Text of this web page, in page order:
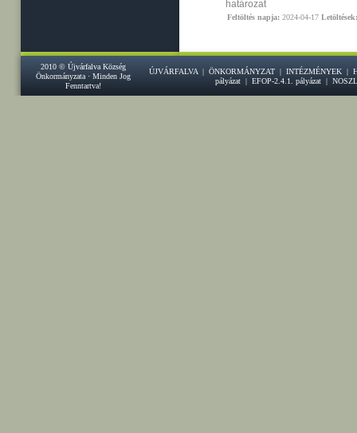
határozat
Feltöltés napja: 2024-04-17 Letöltések:
2010 © Újvárfalva Község
Önkormányzata · Minden Jog
Fenntartva!
ÚJVÁRFALVA | ÖNKORMÁNYZAT | INTÉZMÉNYEK |
pályázat| EFOP-2.4.1. pályázat|